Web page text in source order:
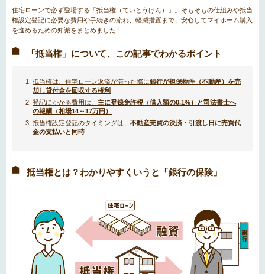
住宅ローンで必ず登場する「抵当権（ていとうけん）」。そもそもの仕組みや抵当
権設定登記に必要な費用や手続きの流れ、軽減措置まで、安心してマイホーム購入
を進めるための知識をまとめました！
「抵当権」について、この記事でわかるポイント
抵当権は、住宅ローン返済が滞った際に銀行が担保物件（不動産）を売
却し貸付金を回収する権利
登記にかかる費用は、 主に登録免許税（借入額の0.1%）と司法書士へ
の報酬（相場14～17万円）
抵当権設定登記のタイミングは、 不動産売買の決済・引渡し日に売買代
金の支払いと同時
抵当権とは？わかりやすくいうと「銀行の保険」